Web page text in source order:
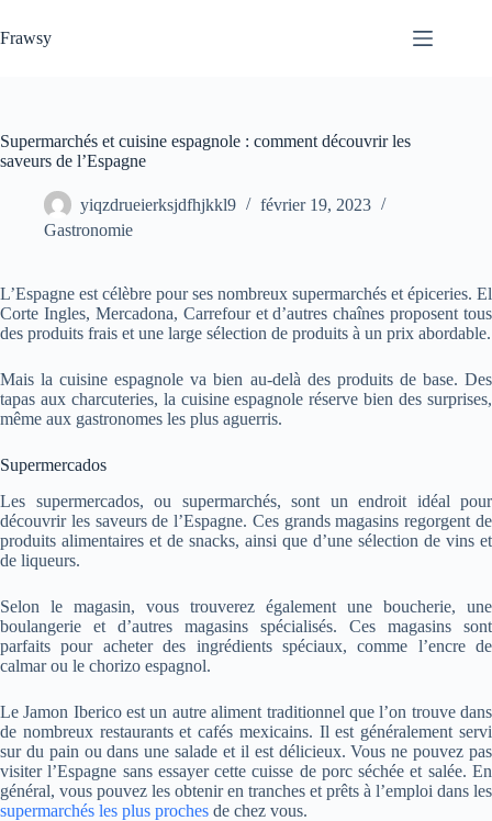
au
contenu
Frawsy
Supermarchés et cuisine espagnole : comment découvrir les
saveurs de l’Espagne
yiqzdrueierksjdfhjkkl9
février 19, 2023
Gastronomie
L’Espagne est célèbre pour ses nombreux supermarchés et épiceries. El
Corte Ingles, Mercadona, Carrefour et d’autres chaînes proposent tous
des produits frais et une large sélection de produits à un prix abordable.
Mais la cuisine espagnole va bien au-delà des produits de base. Des
tapas aux charcuteries, la cuisine espagnole réserve bien des surprises,
même aux gastronomes les plus aguerris.
Supermercados
Les supermercados, ou supermarchés, sont un endroit idéal pour
découvrir les saveurs de l’Espagne. Ces grands magasins regorgent de
produits alimentaires et de snacks, ainsi que d’une sélection de vins et
de liqueurs.
Selon le magasin, vous trouverez également une boucherie, une
boulangerie et d’autres magasins spécialisés. Ces magasins sont
parfaits pour acheter des ingrédients spéciaux, comme l’encre de
calmar ou le chorizo espagnol.
Le Jamon Iberico est un autre aliment traditionnel que l’on trouve dans
de nombreux restaurants et cafés mexicains. Il est généralement servi
sur du pain ou dans une salade et il est délicieux. Vous ne pouvez pas
visiter l’Espagne sans essayer cette cuisse de porc séchée et salée. En
général, vous pouvez les obtenir en tranches et prêts à l’emploi dans les
supermarchés les plus proches de chez vous.